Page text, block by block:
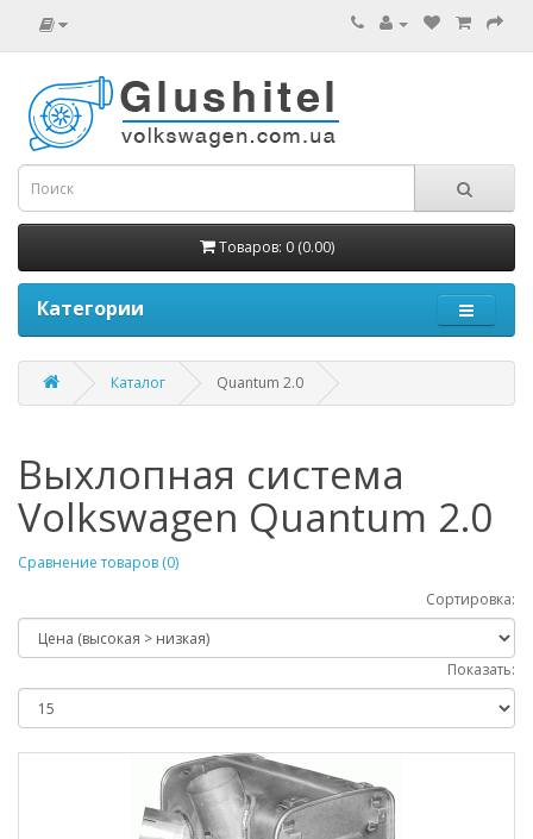
Товаров: 0 (0.00)
Категории
Каталог Quantum 2.0
Выхлопная система
Volkswagen Quantum 2.0
Сравнение товаров (0)
Сортировка:
Показать: